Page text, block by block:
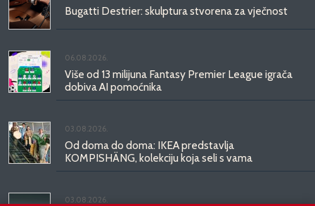
Bugatti Destrier: skulptura stvorena za vječnost
06.08.2026.
Više od 13 milijuna Fantasy Premier League igrača
dobiva AI pomoćnika
03.08.2026.
Od doma do doma: IKEA predstavlja
KOMPISHÄNG, kolekciju koja seli s vama
03.08.2026.